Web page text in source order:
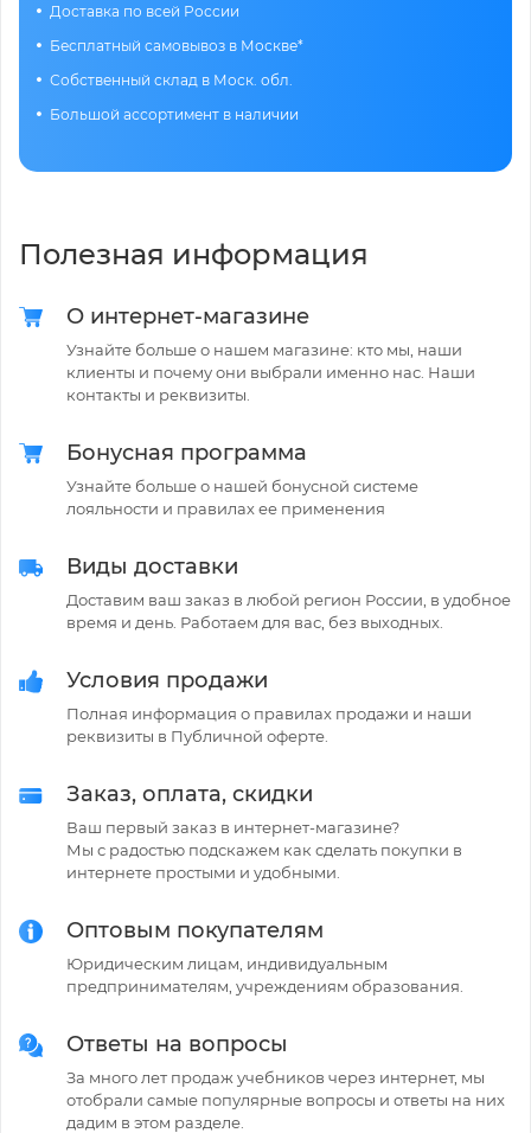
Доставка по всей России
Бесплатный самовывоз в Москве*
Собственный склад в Моск. обл.
Большой ассортимент в наличии
Полезная информация
О интернет-магазине
Узнайте больше о нашем магазине: кто мы, наши
клиенты и почему они выбрали именно нас. Наши
контакты и реквизиты.
Бонусная программа
Узнайте больше о нашей бонусной системе
лояльности и правилах ее применения
Виды доставки
Доставим ваш заказ в любой регион России, в удобное
время и день. Работаем для вас, без выходных.
Условия продажи
Полная информация о правилах продажи и наши
реквизиты в Публичной оферте.
Заказ, оплата, скидки
Ваш первый заказ в интернет-магазине?
Мы с радостью подскажем как сделать покупки в
интернете простыми и удобными.
Оптовым покупателям
Юридическим лицам, индивидуальным
предпринимателям, учреждениям образования.
Ответы на вопросы
За много лет продаж учебников через интернет, мы
отобрали самые популярные вопросы и ответы на них
дадим в этом разделе.